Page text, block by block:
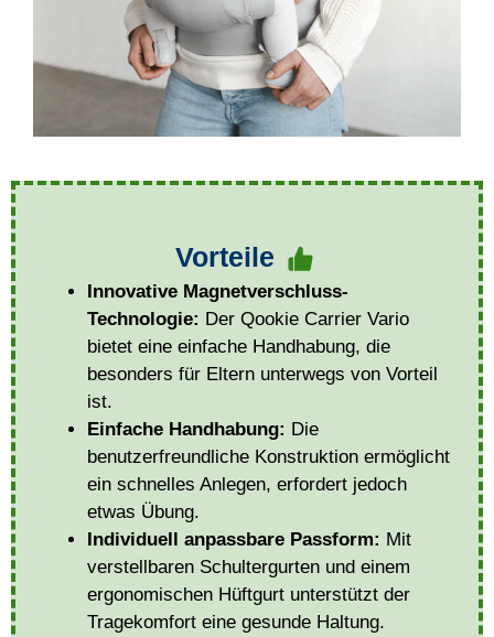
Vorteile
Innovative Magnetverschluss-
Technologie: Der Qookie Carrier Vario
bietet eine einfache Handhabung, die
besonders für Eltern unterwegs von Vorteil
ist.
Einfache Handhabung: Die
benutzerfreundliche Konstruktion ermöglicht
ein schnelles Anlegen, erfordert jedoch
etwas Übung.
Individuell anpassbare Passform: Mit
verstellbaren Schultergurten und einem
ergonomischen Hüftgurt unterstützt der
Tragekomfort eine gesunde Haltung.